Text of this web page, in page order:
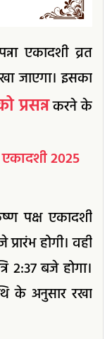
एकादशी व्रत
जाएगा। इसका
प्रसन्नकरने के
2025
पक्ष एकादशी
होगी। वही
2:37 बजे होगा।
के अनुसार रखा